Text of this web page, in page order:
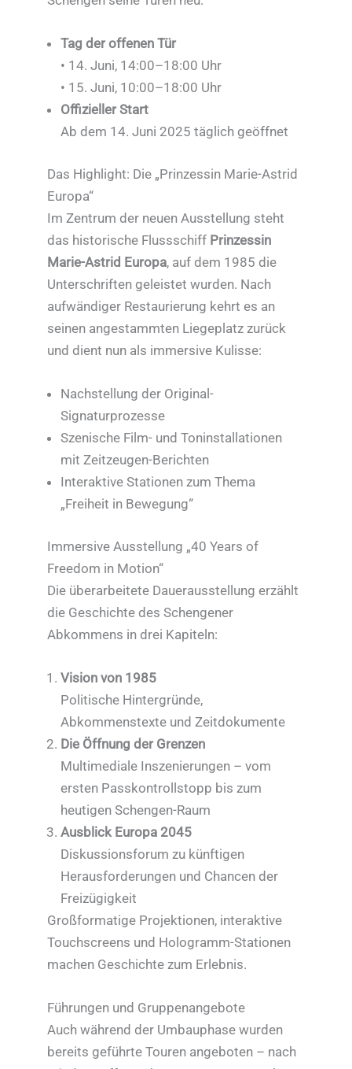
Tag der offenen Tür
• 14. Juni, 14:00–18:00 Uhr
• 15. Juni, 10:00–18:00 Uhr
Offizieller Start
Ab dem 14. Juni 2025 täglich geöffnet
Das Highlight: Die „Prinzessin Marie-Astrid
Europa“
Im Zentrum der neuen Ausstellung steht
das historische Flussschiff Prinzessin
Marie-Astrid Europa, auf dem 1985 die
Unterschriften geleistet wurden. Nach
aufwändiger Restaurierung kehrt es an
seinen angestammten Liegeplatz zurück
und dient nun als immersive Kulisse:
Nachstellung der Original-
Signaturprozesse
Szenische Film- und Toninstallationen
mit Zeitzeugen-Berichten
Interaktive Stationen zum Thema
„Freiheit in Bewegung“
Immersive Ausstellung „40 Years of
Freedom in Motion“
Die überarbeitete Dauerausstellung erzählt
die Geschichte des Schengener
Abkommens in drei Kapiteln:
Vision von 1985
Politische Hintergründe,
Abkommenstexte und Zeitdokumente
Die Öffnung der Grenzen
Multimediale Inszenierungen – vom
ersten Passkontrollstopp bis zum
heutigen Schengen-Raum
Ausblick Europa 2045
Diskussionsforum zu künftigen
Herausforderungen und Chancen der
Freizügigkeit
Großformatige Projektionen, interaktive
Touchscreens und Hologramm-Stationen
machen Geschichte zum Erlebnis.
Führungen und Gruppenangebote
Auch während der Umbauphase wurden
bereits geführte Touren angeboten – nach